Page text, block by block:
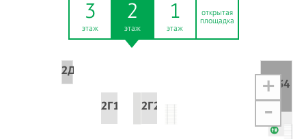
3
этаж
2
этаж
1
этаж
открытая
площадка
+
-
2Д34
2Г16
2Д10
2Г20